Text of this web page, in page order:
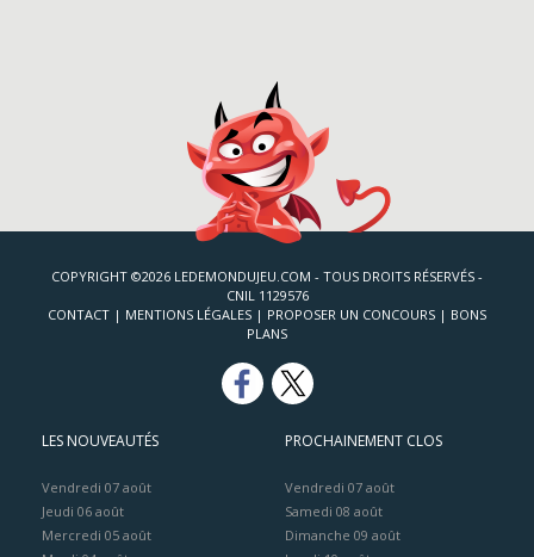
COPYRIGHT ©2026 LEDEMONDUJEU.COM - TOUS DROITS RÉSERVÉS -
CNIL 1129576
CONTACT | MENTIONS LÉGALES | PROPOSER UN CONCOURS | BONS
PLANS
LES NOUVEAUTÉS
Vendredi 07 août
Jeudi 06 août
Mercredi 05 août
PROCHAINEMENT CLOS
Vendredi 07 août
Samedi 08 août
Dimanche 09 août